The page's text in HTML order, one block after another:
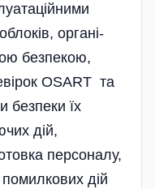
органі­
безпекою,
OSART та
безпеки їх
дій,
персоналу,
дій